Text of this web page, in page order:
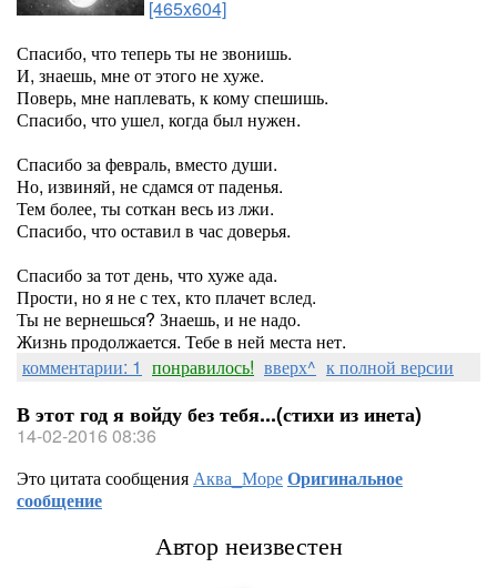
[465x604]
Спасибо, что теперь ты не звонишь.
И, знаешь, мне от этого не хуже.
Поверь, мне наплевать, к кому спешишь.
Спасибо, что ушел, когда был нужен.
Спасибо за февраль, вместо души.
Но, извиняй, не сдамся от паденья.
Тем более, ты соткан весь из лжи.
Спасибо, что оставил в час доверья.
Спасибо за тот день, что хуже ада.
Прости, но я не с тех, кто плачет вслед.
Ты не вернешься? Знаешь, и не надо.
Жизнь продолжается. Тебе в ней места нет.
комментарии: 1 понравилось! вверх^ к полной версии
В этот год я войду без тебя...(стихи из инета)
14-02-2016 08:36
Это цитата сообщенияАква_МореОригинальное
сообщение
Автор неизвестен